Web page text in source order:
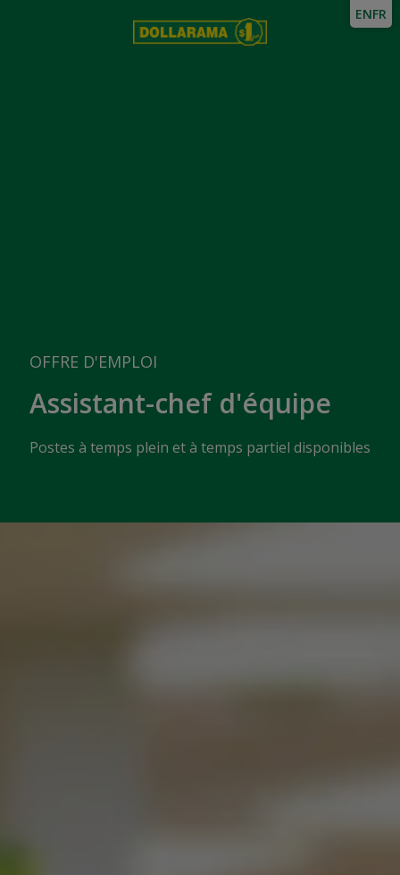
OFFRE D'EMPLOI
Assistant-chef d'équipe
Postes à temps plein et à temps partiel disponibles
ENFR